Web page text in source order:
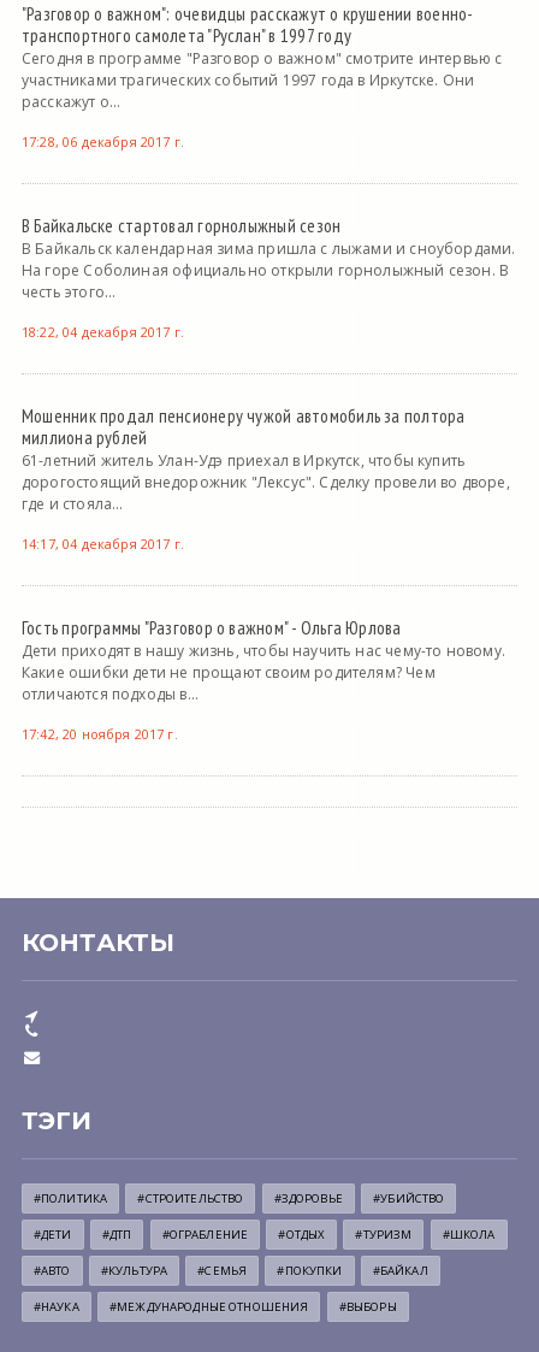
"Разговор о важном": очевидцы расскажут о крушении военно-
транспортного самолета "Руслан" в 1997 году
Сегодня в программе "Разговор о важном" смотрите интервью с
участниками трагических событий 1997 года в Иркутске. Они
расскажут о...
17:28, 06 декабря 2017 г.
В Байкальске стартовал горнолыжный сезон
В Байкальск календарная зима пришла с лыжами и сноубордами.
На горе Соболиная официально открыли горнолыжный сезон. В
честь этого...
18:22, 04 декабря 2017 г.
Мошенник продал пенсионеру чужой автомобиль за полтора
миллиона рублей
61-летний житель Улан-Удэ приехал в Иркутск, чтобы купить
дорогостоящий внедорожник "Лексус". Сделку провели во дворе,
где и стояла...
14:17, 04 декабря 2017 г.
Гость программы "Разговор о важном" - Ольга Юрлова
Дети приходят в нашу жизнь, чтобы научить нас чему-то новому.
Какие ошибки дети не прощают своим родителям? Чем
отличаются подходы в...
17:42, 20 ноября 2017 г.
КОНТАКТЫ
ТЭГИ
#ПОЛИТИКА #СТРОИТЕЛЬСТВО #ЗДОРОВЬЕ #УБИЙСТВО
#ДЕТИ #ДТП #ОГРАБЛЕНИЕ #ОТДЫХ #ТУРИЗМ #ШКОЛА
#АВТО #КУЛЬТУРА #СЕМЬЯ #ПОКУПКИ #БАЙКАЛ
#НАУКА #МЕЖДУНАРОДНЫЕ ОТНОШЕНИЯ #ВЫБОРЫ